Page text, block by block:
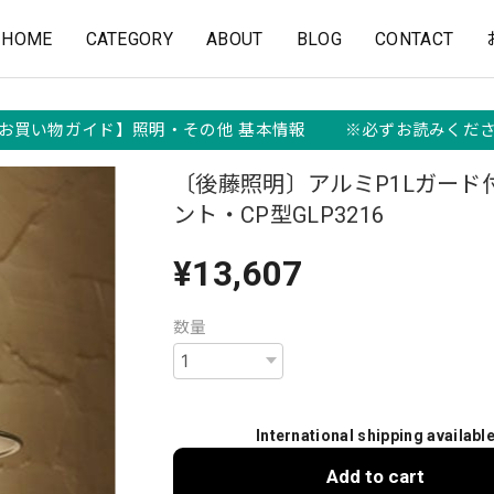
HOME CATEGORY ABOUT BLOG CONTACT
買い物ガイド】照明・その他 基本情報 ※必ずお読みくだ
〔後藤照明〕アルミP1Lガード
ント・CP型GLP3216
¥13,607
数量
International shipping
Add to cart